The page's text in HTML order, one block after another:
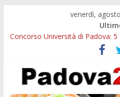
venerdì,
Concorso Università di Padova:
Notizie di Padova alle ore 10:
tregua dal caldo
Slow Looking agli Eremitani: